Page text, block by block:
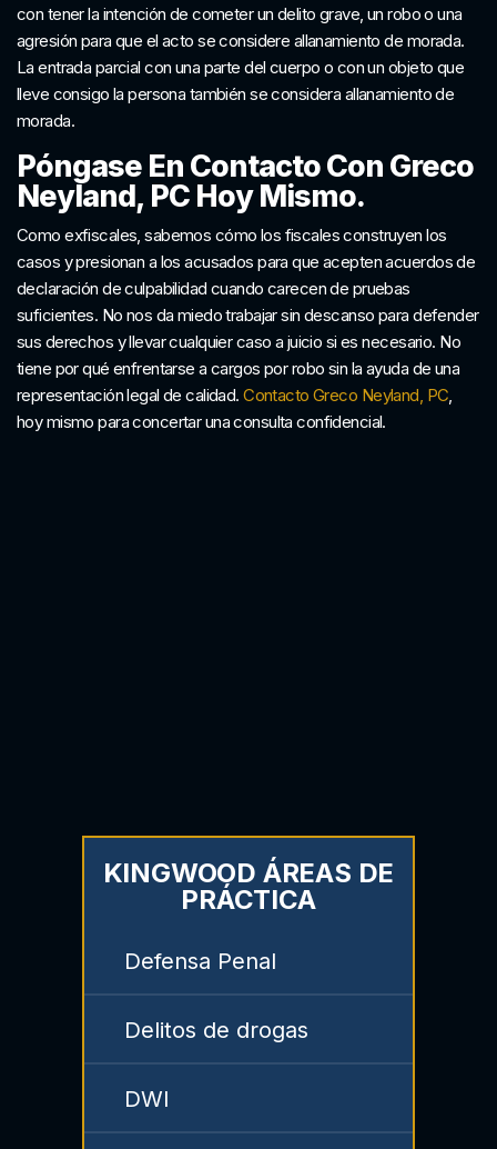
con tener la intención de cometer un delito grave, un robo o una
agresión para que el acto se considere allanamiento de morada.
La entrada parcial con una parte del cuerpo o con un objeto que
lleve consigo la persona también se considera allanamiento de
morada.
Póngase En Contacto Con Greco
Neyland, PC Hoy Mismo.
Como exfiscales, sabemos cómo los fiscales construyen los
casos y presionan a los acusados para que acepten acuerdos de
declaración de culpabilidad cuando carecen de pruebas
suficientes. No nos da miedo trabajar sin descanso para defender
sus derechos y llevar cualquier caso a juicio si es necesario. No
tiene por qué enfrentarse a cargos por robo sin la ayuda de una
representación legal de calidad. Contacto Greco Neyland, PC,
hoy mismo para concertar una consulta confidencial.
KINGWOOD ÁREAS DE
PRÁCTICA
Defensa Penal
Delitos de drogas
DWI